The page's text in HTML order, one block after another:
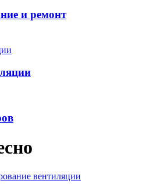
и ремонт